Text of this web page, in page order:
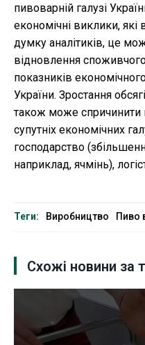
пивоварній галузі
економічні виклики, які
думку аналітиків, це
відновлення
показників
України. Зростання
також може спричинити
супутніх економічних
господарство
наприклад, ячмінь),
Теги: Виробництво Пиво
Схожі новини за